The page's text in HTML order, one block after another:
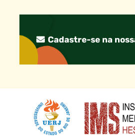
Cadastre-se na